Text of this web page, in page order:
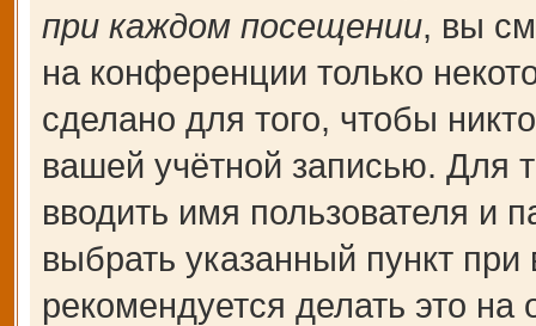
при каждом посещении, вы
на конференции только
сделано для того, чтобы
вашей учётной записью. Для
вводить имя пользователя и
выбрать указанный пункт
рекомендуется делать это